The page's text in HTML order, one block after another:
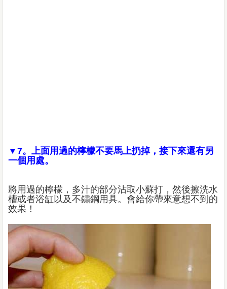
▼7。上面用過的檸檬不要馬上扔掉，接下來還有另
一個用處。
將用過的檸檬，多汁的部分沾取小蘇打，然後擦洗水
槽或者浴缸以及不鏽鋼用具。會給你帶來意想不到的
效果！